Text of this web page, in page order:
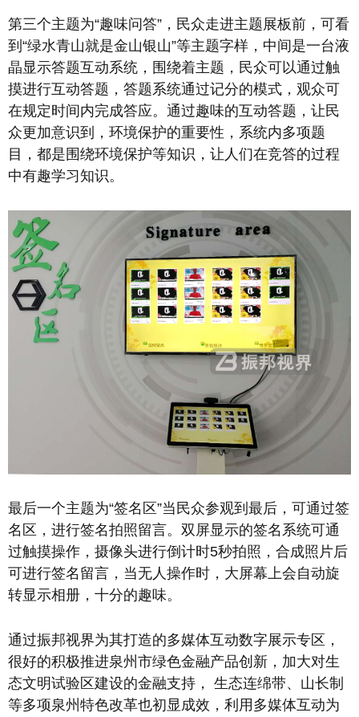
第三个主题为“趣味问答”，民众走进主题展板前，可看
到“绿水青山就是金山银山”等主题字样，中间是一台液
晶显示答题互动系统，围绕着主题，民众可以通过触
摸进行互动答题，答题系统通过记分的模式，观众可
在规定时间内完成答应。通过趣味的互动答题，让民
众更加意识到，环境保护的重要性，系统内多项题
目，都是围绕环境保护等知识，让人们在竞答的过程
中有趣学习知识。
最后一个主题为“签名区”当民众参观到最后，可通过签
名区，进行签名拍照留言。双屏显示的签名系统可通
过触摸操作，摄像头进行倒计时5秒拍照，合成照片后
可进行签名留言，当无人操作时，大屏幕上会自动旋
转显示相册，十分的趣味。
通过振邦视界为其打造的多媒体互动数字展示专区，
很好的积极推进泉州市绿色金融产品创新，加大对生
态文明试验区建设的金融支持， 生态连绵带、山长制
等多项泉州特色改革也初显成效，利用多媒体互动为